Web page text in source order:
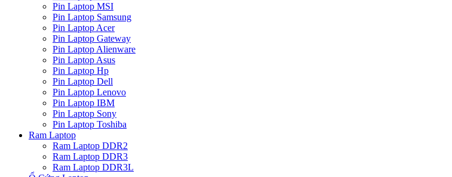
Pin Laptop MSI
Pin Laptop Samsung
Pin Laptop Acer
Pin Laptop Gateway
Pin Laptop Alienware
Pin Laptop Asus
Pin Laptop Hp
Pin Laptop Dell
Pin Laptop Lenovo
Pin Laptop IBM
Pin Laptop Sony
Pin Laptop Toshiba
Ram Laptop
Ram Laptop DDR2
Ram Laptop DDR3
Ram Laptop DDR3L